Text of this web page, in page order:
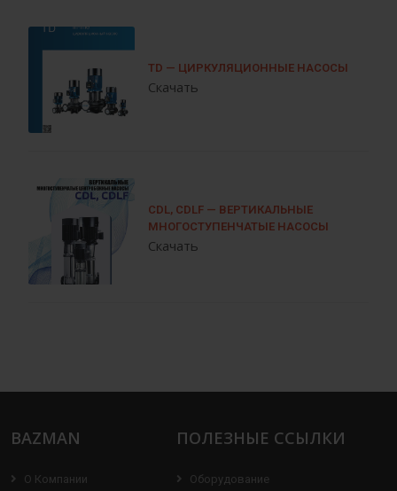
TD — ЦИРКУЛЯЦИОННЫЕ НАСОСЫ
Скачать
CDL, CDLF — ВЕРТИКАЛЬНЫЕ
МНОГОСТУПЕНЧАТЫЕ НАСОСЫ
Скачать
BAZMAN
О Компании
ПОЛЕЗНЫЕ ССЫЛКИ
Оборудование